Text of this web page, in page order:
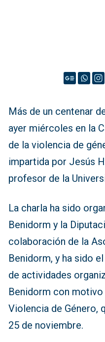
Más de un centenar
ayer miércoles en la
de la violencia de
impartida por Jesús
profesor de la
La charla ha sido
Benidorm y la
colaboración de la
Benidorm, y ha sido
de actividades
Benidorm con
Violencia de Género,
25 de noviembre.